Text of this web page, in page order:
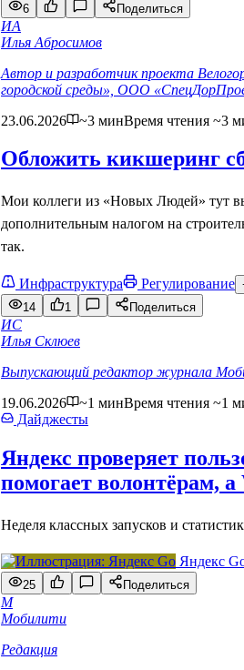
6
Поделиться
ИА
Илья Абросимов
Автор и разработчик проекта
городской среды», ООО
23.06.2026
~3 минВремя чтения ~3
Обложить кикшеринг
Мои коллеги из «Новых Людей» тут
дополнительным налогом на
так.
Инфраструктура Регулирование
14
1 Поделиться
ИС
Илья Склюев
Выпускающий редактор журнала
19.06.2026
~1 минВремя чтения ~1
Дайджесты
Яндекс проверяет
помогает волонтёрам,
Неделя классных запусков и
Яндекс
25
Поделиться
М
Мобилити
Редакция